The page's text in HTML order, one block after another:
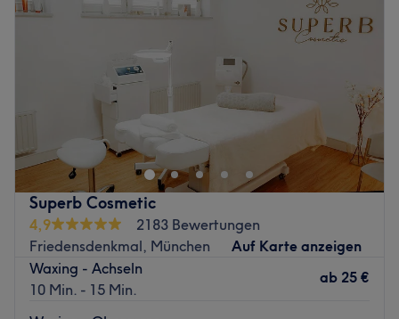
Superb Cosmetic
4,9
2183 Bewertungen
Friedensdenkmal, München
Auf Karte anzeigen
Waxing - Achseln
10 Min. - 15 Min.
ab 25 €